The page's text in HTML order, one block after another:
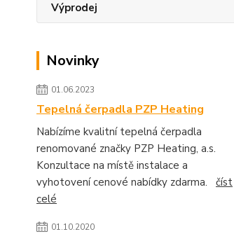
Výprodej
Novinky
01.06.2023
Tepelná čerpadla PZP Heating
Nabízíme kvalitní tepelná čerpadla
renomované značky PZP Heating, a.s.
Konzultace na místě instalace a
vyhotovení cenové nabídky zdarma. číst
celé
01.10.2020